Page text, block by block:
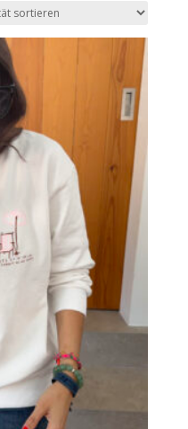
sortiert